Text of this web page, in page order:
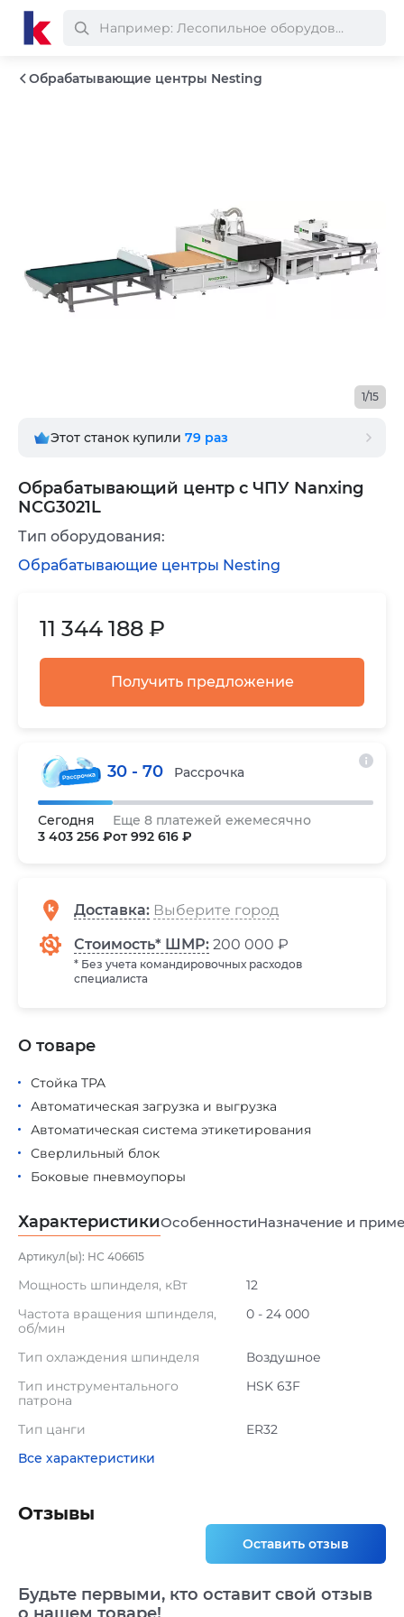
Обрабатывающие центры Nesting
Обрабатывающий центр с ЧПУ Nanxing
NCG3021L
1/15
Этот станок купили 79 раз
11 344 188 ₽
Получить предложение
Доставка:
Стоимость* ШМР: 200 000 ₽
* Без учета командировочных расходов
специалиста
30 - 70 Рассрочка
Сегодня
3 403 256 ₽
Еще 8 платежей ежемесячно
от 992 616 ₽
Тип оборудования:
Обрабатывающие центры Nesting
Стойка TPA
Автоматическая загрузка и выгрузка
Автоматическая система этикетирования
Сверлильный блок
Боковые пневмоупоры
О товаре
ХарактеристикиОсобенностиНазначение и
Артикул(ы): НС 406615
Мощность шпинделя, кВт
12
Частота вращения шпинделя,
об/мин
0 - 24 000
Тип охлаждения шпинделя
Воздушное
Тип инструментального
патрона
HSK 63F
Тип цанги
ER32
Все характеристики
Отзывы
Оставить отзыв
Будьте первыми, кто оставит свой отзыв